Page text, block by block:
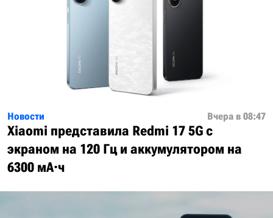
Новости Вчера в 08:47
Xiaomi представила Redmi 17 5G с
экраном на 120 Гц и аккумулятором на
6300 мА·ч